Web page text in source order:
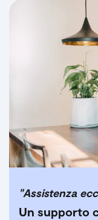
"Assistenza
Un supporto